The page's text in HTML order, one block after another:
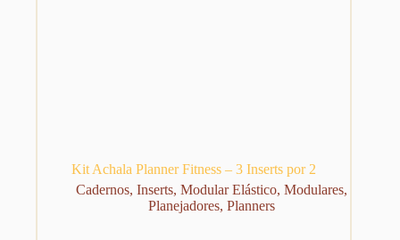
Kit Achala Planner Fitness – 3 Inserts por 2
Cadernos,Inserts,Modular Elástico,Modulares,
Planejadores,Planners